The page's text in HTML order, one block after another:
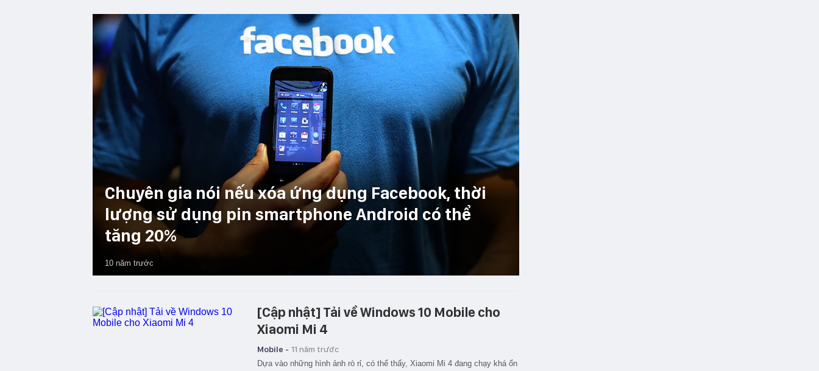
Chuyên gia nói nếu xóa ứng dụng Facebook, thời
lượng sử dụng pin smartphone Android có thể
tăng 20%
10 năm trước
[Cập nhật] Tải về Windows 10 Mobile cho
Xiaomi Mi 4
Mobile - 11 năm trước
Dựa vào những hình ảnh rò rỉ, có thể thấy, Xiaomi Mi 4 đang chạy khá ổn